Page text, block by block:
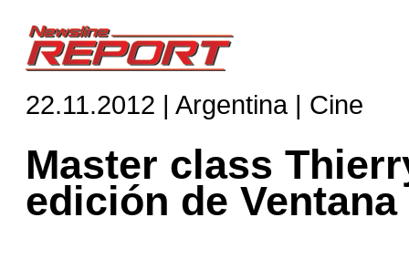
22.11.2012 | Argentina | Cine
Master class
edición de Ventana